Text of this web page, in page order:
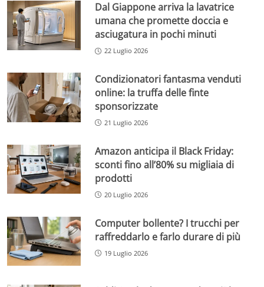
Dal Giappone arriva la lavatrice
umana che promette doccia e
asciugatura in pochi minuti
22 Luglio 2026
Condizionatori fantasma venduti
online: la truffa delle finte
sponsorizzate
21 Luglio 2026
Amazon anticipa il Black Friday:
sconti fino all’80% su migliaia di
prodotti
20 Luglio 2026
Computer bollente? I trucchi per
raffreddarlo e farlo durare di più
19 Luglio 2026